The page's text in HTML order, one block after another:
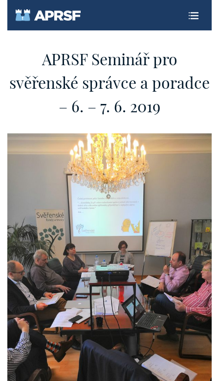
APRSF Seminář pro
svěřenské správce a poradce
– 6. – 7. 6. 2019
EN